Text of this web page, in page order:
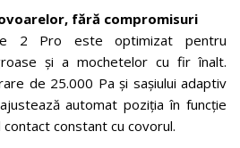
fără compromisuri
2 Pro este optimizat pentru
și a mochetelor cu fir înalt.
de 25.000 Pa și sașiului adaptiv
automat poziția în funcție
constant cu covorul.